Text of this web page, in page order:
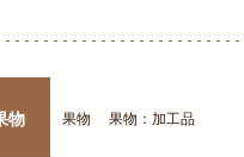
物 果物 果物：加工品